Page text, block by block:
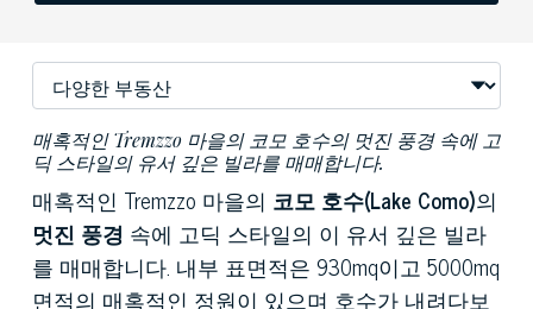
매혹적인 Tremzzo 마을의 코모 호수의 멋진 풍경 속에 고
딕 스타일의 유서 깊은 빌라를 매매합니다.
매혹적인 Tremzzo 마을의 코모 호수(Lake Como)의
멋진 풍경 속에 고딕 스타일의 이 유서 깊은 빌라
를 매매합니다. 내부 표면적은 930mq이고 5000mq
면적의 매혹적인 정원이 있으며 호수가 내려다보